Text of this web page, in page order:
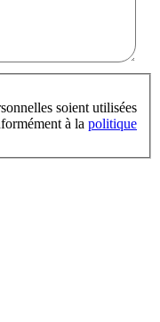
soient utilisées
à la politique